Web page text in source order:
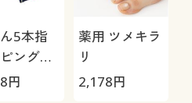
5本指
ングソ
5色組
円
薬用 ツメキラ
リ
2,178円